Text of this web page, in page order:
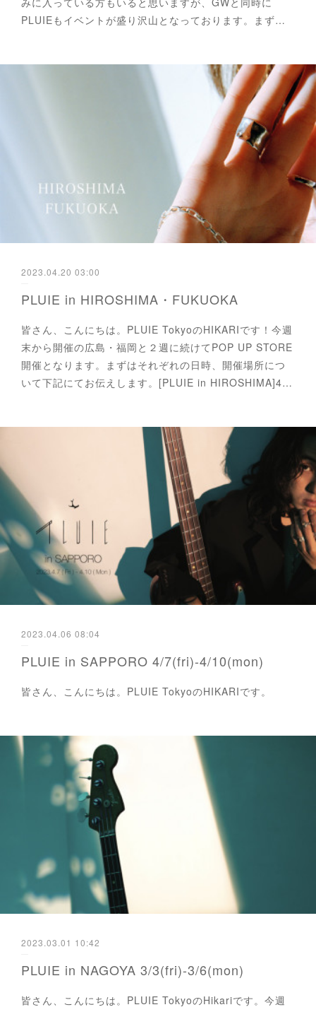
PLUIEもイベントが盛り沢山となっております。まず…
2023.04.20 03:00
PLUIE in HIROSHIMA・FUKUOKA
皆さん、こんにちは。PLUIE TokyoのHIKARIです！今週
末から開催の広島・福岡と２週に続けてPOP UP STORE
開催となります。まずはそれぞれの日時、開催場所につ
いて下記にてお伝えします。[PLUIE in HIROSHIMA]4…
2023.04.06 08:04
PLUIE in SAPPORO 4/7(fri)-4/10(mon)
皆さん、こんにちは。PLUIE TokyoのHIKARIです。
2023.03.01 10:42
PLUIE in NAGOYA 3/3(fri)-3/6(mon)
皆さん、こんにちは。PLUIE TokyoのHikariです。今週